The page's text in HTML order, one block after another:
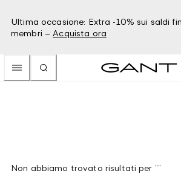
Ultima occasione: Extra -10% sui saldi
membri – Acquista ora
Non abbiamo trovato risultati per “”